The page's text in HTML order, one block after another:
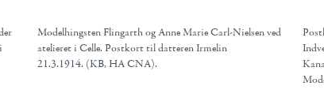
Modelhingsten Flingarth og Anne Marie Carl-Nielsen ved
atelieret i Celle. Postkort til datteren Irmelin
21.3.1914. (KB, HA CNA).